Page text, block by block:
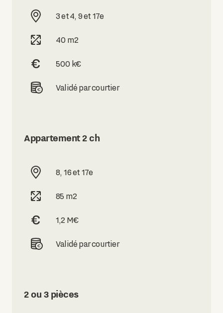
3 et 4, 9 et 17e
40 m2
500 k€
Validé par courtier
Appartement 2 ch
8, 16 et 17e
85 m2
1,2 M€
Validé par courtier
2 ou 3 pièces